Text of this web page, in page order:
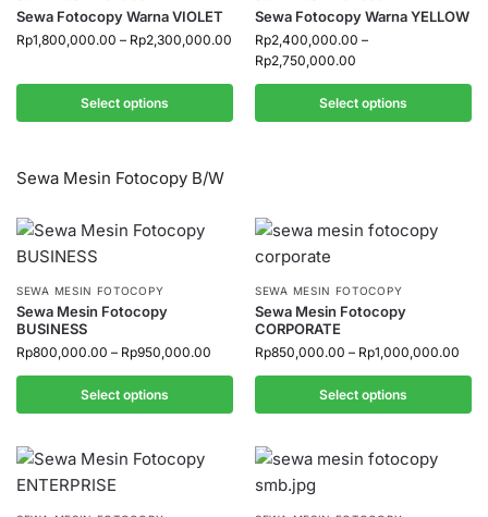
Sewa Fotocopy Warna VIOLET
Rp1,800,000.00 – Rp2,300,000.00
Select options
Sewa Fotocopy Warna YELLOW
Rp2,400,000.00 –
Rp2,750,000.00
Select options
Sewa Mesin Fotocopy B/W
SEWA MESIN FOTOCOPY
Sewa Mesin Fotocopy
BUSINESS
Rp800,000.00 – Rp950,000.00
Select options
SEWA MESIN FOTOCOPY
Sewa Mesin Fotocopy
CORPORATE
Rp850,000.00 – Rp1,000,000.00
Select options